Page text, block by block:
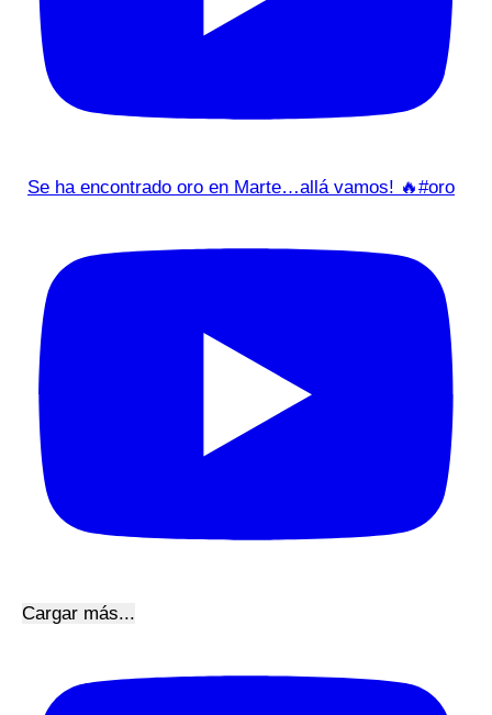
Se ha encontrado oro en Marte…allá vamos! 🔥#oro
Cargar más...